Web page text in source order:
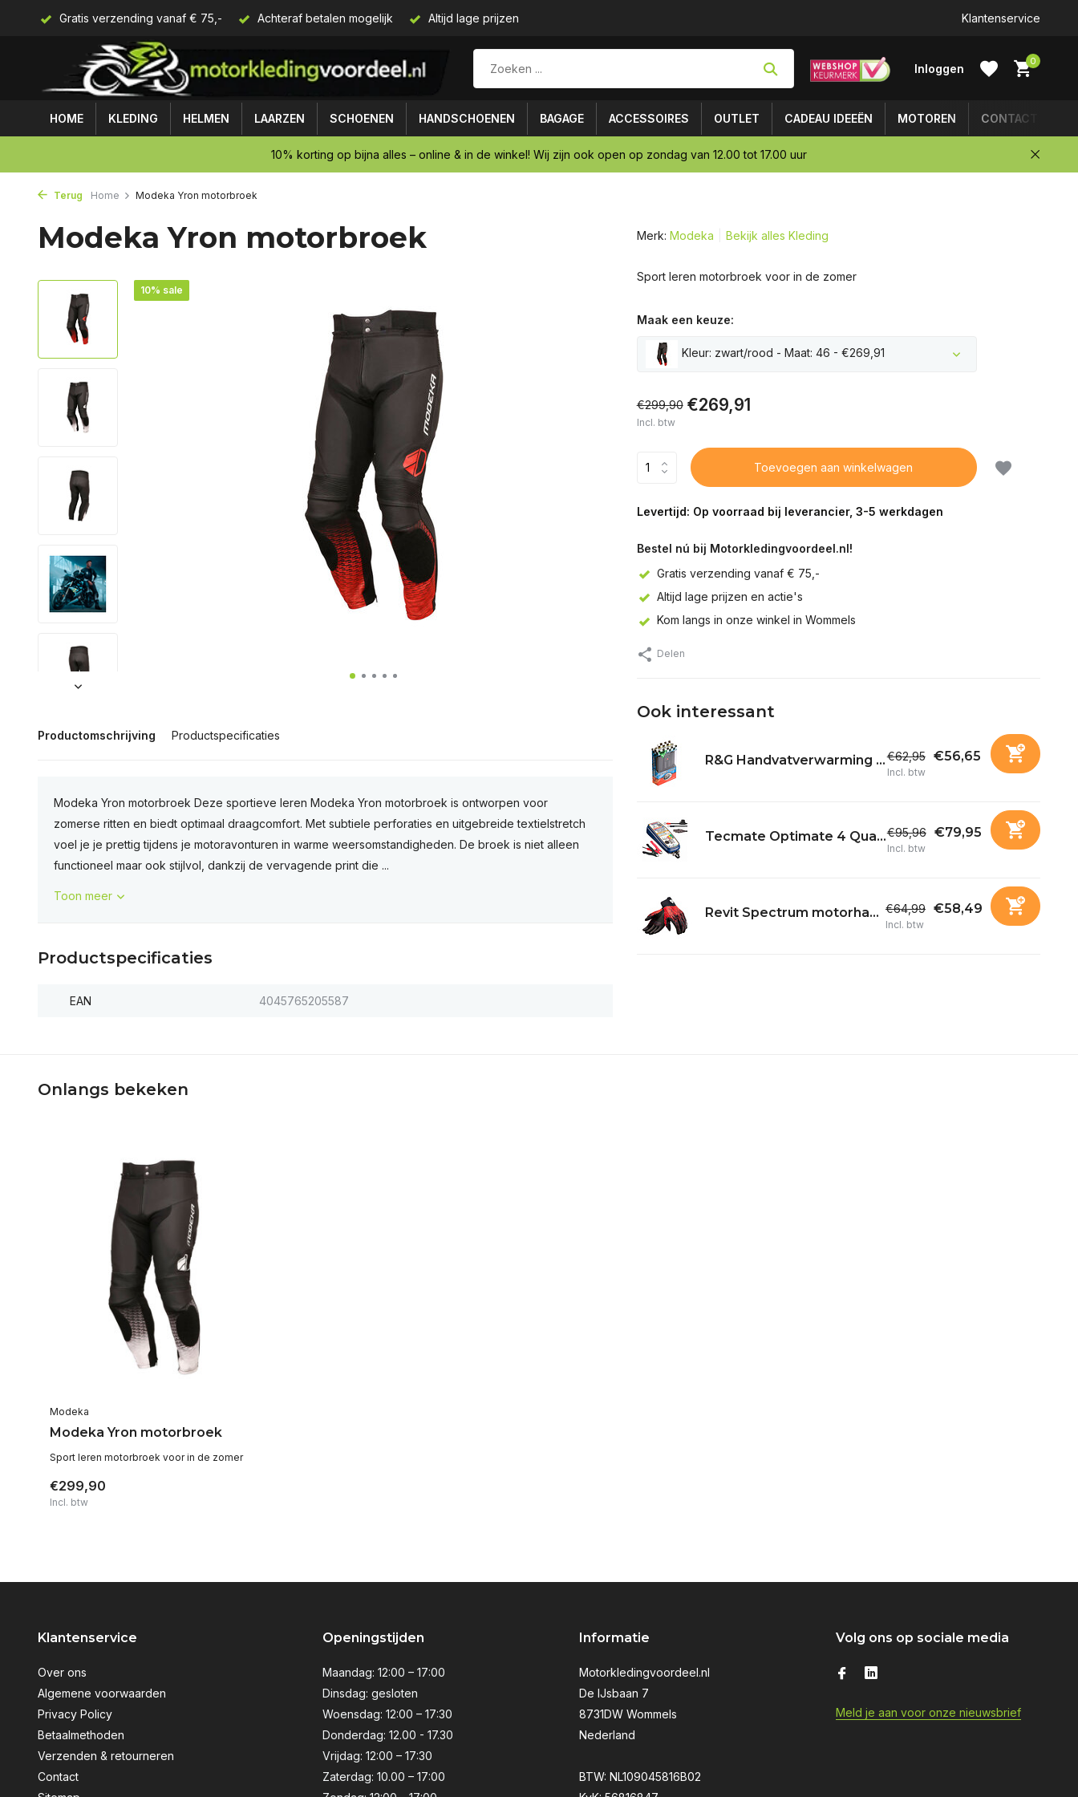
Gratis verzending vanaf € 75,- Achteraf betalen mogelijk Altijd lage prijzen Klantenservice
Inloggen
0
HOME KLEDING HELMEN LAARZEN SCHOENEN HANDSCHOENEN BAGAGE ACCESSOIRES OUTLET CADEAU IDEEËN MOTOREN CONTACT
10% korting op bijna alles – online & in de winkel! Wij zijn ook open op zondag van 12.00 tot 17.00 uur
Terug Home Modeka Yron motorbroek
Modeka Yron motorbroek
10% sale
Productomschrijving Productspecificaties
Modeka Yron motorbroek Deze sportieve leren Modeka Yron motorbroek is ontworpen voor
zomerse ritten en biedt optimaal draagcomfort. Met subtiele perforaties en uitgebreide textielstretch
voel je je prettig tijdens je motoravonturen in warme weersomstandigheden. De broek is niet alleen
functioneel maar ook stijlvol, dankzij de vervagende print die ...
Toon meer
Productspecificaties
EAN 4045765205587
Merk: Modeka Bekijk alles Kleding
Sport leren motorbroek voor in de zomer
Maak een keuze:
Kleur: zwart/rood - Maat: 46 - €269,91
€299,90 €269,91
Incl. btw
Toevoegen aan winkelwagen
Levertijd: Op voorraad bij leverancier, 3-5 werkdagen
Bestel nú bij Motorkledingvoordeel.nl!
Gratis verzending vanaf € 75,-
Altijd lage prijzen en actie's
Kom langs in onze winkel in Wommels
Delen
Ook interessant
R&G Handvatverwarming ...€62,95 €56,65
Incl. btw
Tecmate Optimate 4 Qua...€95,96 €79,95
Incl. btw
Revit Spectrum motorha... €64,99 €58,49
Incl. btw
Onlangs bekeken
Modeka
Modeka Yron motorbroek
Sport leren motorbroek voor in de zomer
€299,90
Incl. btw
Klantenservice
Over ons
Algemene voorwaarden
Privacy Policy
Betaalmethoden
Verzenden & retourneren
Contact
Openingstijden
Maandag: 12:00 – 17:00
Dinsdag: gesloten
Woensdag: 12:00 – 17:30
Donderdag: 12.00 - 17.30
Vrijdag: 12:00 – 17:30
Zaterdag: 10.00 – 17:00
Informatie
Motorkledingvoordeel.nl
De IJsbaan 7
8731DW Wommels
Nederland
BTW: NL109045816B02
Volg ons op sociale media
Meld je aan voor onze nieuwsbrief